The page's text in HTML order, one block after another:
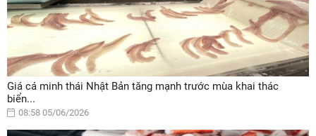
Giá cá minh thái Nhật Bản tăng mạnh trước mùa khai thác
biển...
08:58 05/06/2026